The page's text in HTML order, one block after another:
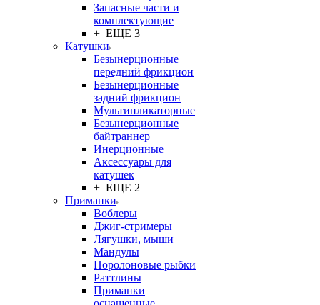
Запасные части и
комплектующие
+ ЕЩЕ 3
Катушки
Безынерционные
передний фрикцион
Безынерционные
задний фрикцион
Мультипликаторные
Безынерционные
байтраннер
Инерционные
Аксессуары для
катушек
+ ЕЩЕ 2
Приманки
Воблеры
Джиг-стримеры
Лягушки, мыши
Мандулы
Поролоновые рыбки
Раттлины
Приманки